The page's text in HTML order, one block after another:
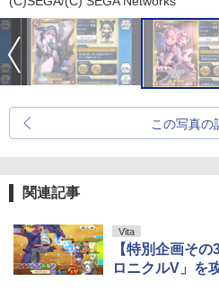
この写真の
関連記事
Vita
【特別企画そ
ロニクルV」を